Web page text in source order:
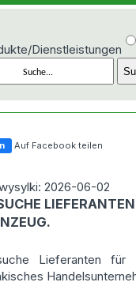
Dienstleistungen
Auf Facebook teilen
2026-06-02
Lieferanten für